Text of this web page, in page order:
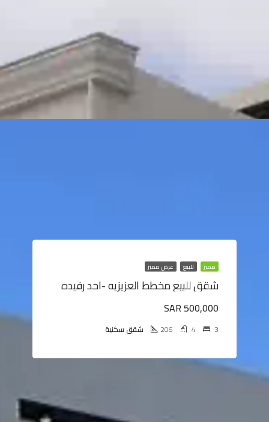
مميز للبيع عرض مميز
شقق للبيع مخطط العزيزيه -احد رفيده
SAR 500,000
3
4
206 شقق سكنية